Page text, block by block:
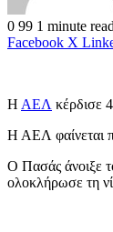
0 99 1 minute read
Facebook X
Η ΑΕΛ κέρδισε
Η ΑΕΛ φαίνεται
O Πασάς άνοιξε
ολοκλήρωσε τη